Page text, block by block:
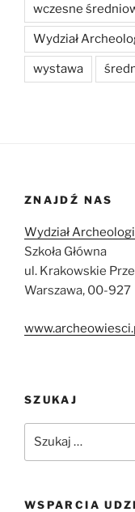
wczesne
Wydział
wystawa
ZNAJDŹ NAS
Wydział
Szkoła Główna
ul. Krakowskie
Warszawa, 00-927
SZUKAJ
WSPARCIA